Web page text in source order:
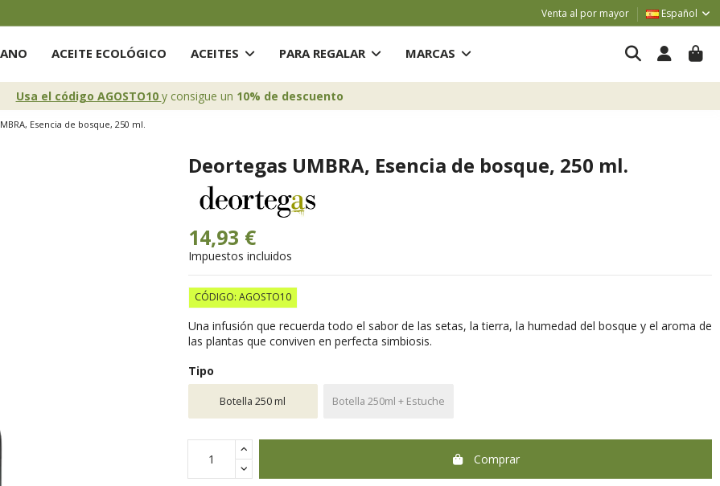
Venta al por mayor Español
ACEITE ECOLÓGICO ACEITES PARA REGALAR MARCAS
Usa el código AGOSTO10 y consigue un 10% de descuento
Esencia de bosque, 250 ml.
Deortegas UMBRA, Esencia de bosque, 250 ml.
14,93 €
Impuestos incluidos
CÓDIGO: AGOSTO10
Una infusión que recuerda todo el sabor de las setas, la tierra, la humedad del bosque y el aroma de
las plantas que conviven en perfecta simbiosis.
Tipo
Botella 250 ml Botella 250ml + Estuche
Comprar